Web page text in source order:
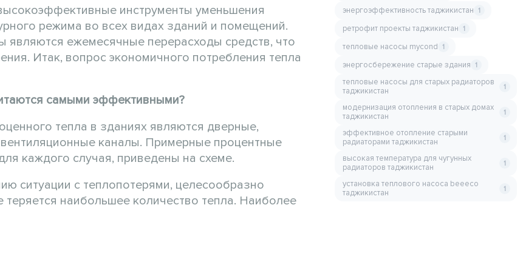
инструменты уменьшения
режима во всех видах зданий и помещений.
ежемесячные перерасходы средств, что
Итак, вопрос экономичного потребления тепла
самыми эффективными?
тепла в зданиях являются дверные,
каналы. Примерные процентные
каждого случая, приведены на схеме.
ситуации с теплопотерями, целесообразно
теряется наибольшее количество тепла. Наиболее
энергоэффективность таджикистан 1
ретрофит проекты таджикистан 1
тепловые насосы mycond 1
энергосбережение старые здания 1
тепловые насосы для старых радиаторов
таджикистан
1
модернизация отопления в старых домах
таджикистан
1
эффективное отопление старыми
радиаторами таджикистан
1
высокая температура для чугунных
радиаторов таджикистан
1
установка теплового насоса beeeco
таджикистан
1